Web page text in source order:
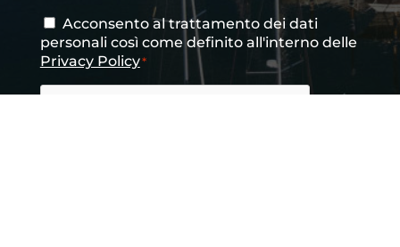
Consenso*
Acconsento al trattamento dei dati
personali così come definito all'interno delle
Privacy Policy*
CAPTCHA